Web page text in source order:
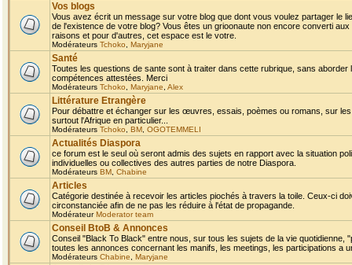
Vos blogs
Vous avez écrit un message sur votre blog que dont vous voulez partager le
de l'existence de votre blog? Vous êtes un grioonaute non encore converti
raisons et pour d'autres, cet espace est le votre.
Modérateurs Tchoko Maryjane
Santé
Toutes les questions de sante sont à traiter dans cette rubrique, sans
compétences attestées. Merci
Modérateurs Tchoko Maryjane Alex
Littérature Etrangère
Pour débattre et échanger sur les œuvres, essais, poèmes ou romans, sur
surtout l'Afrique en particulier...
Modérateurs Tchoko BM OGOTEMMELI
Actualités Diaspora
ce forum est le seul où seront admis des sujets en rapport avec la situation
individuelles ou collectives des autres parties de notre Diaspora.
Modérateurs BM Chabine
Articles
Catégorie destinée à recevoir les articles piochés à travers la toile. Ceux-ci
circonstanciée afin de ne pas les réduire à l'état de propagande.
ModérateurModerator team
Conseil BtoB & Annonces
Conseil "Black To Black" entre nous, sur tous les sujets de la vie
toutes les annonces concernant les manifs, les meetings, les participations a
Modérateurs Chabine Maryjane